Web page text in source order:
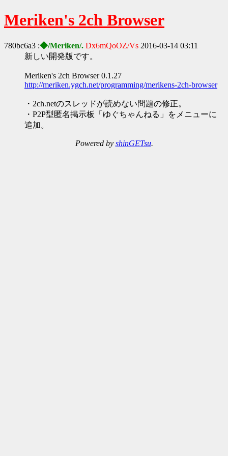
Meriken's 2ch Browser
780bc6a3 :◆/Meriken/. Dx6mQoOZ/Vs 2016-03-14 03:11
新しい開発版です。
Meriken's 2ch Browser 0.1.27
http://meriken.ygch.net/programming/merikens-2ch-browser
・2ch.netのスレッドが読めない問題の修正。
・P2P型匿名掲示板「ゆぐちゃんねる」をメニューに
追加。
Powered by shinGETsu.